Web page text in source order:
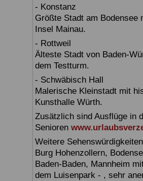
- Konstanz
Größte Stadt am Bodensee
Insel Mainau.
- Rottweil
Älteste Stadt von Baden-
dem Testturm.
- Schwäbisch Hall
Malerische Kleinstadt mit
Kunsthalle Würth.
Zusätzlich sind Ausflüge in
Senioren
Weitere
Burg Hohenzollern,
Baden-Baden, Mannheim
dem Luisenpark - , sehr